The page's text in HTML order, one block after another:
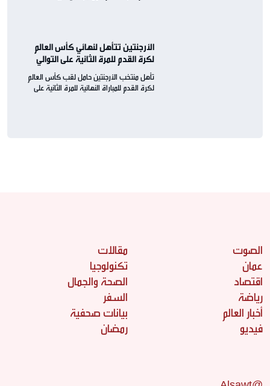
الأرجنتين تتأهل لنهائي كأس العالم
لكرة القدم للمرة الثانية على التوالي
تأهل منتخب الأرجنتين حامل لقب كأس العالم
لكرة القدم للمباراة النهائية للمرة الثانية على
الصوت
عمان
اقتصاد
رياضة
أخبار العالم
فيديو
مقالات
تكنولوجيا
الصحة والجمال
السفر
بيانات صحفية
رمضان